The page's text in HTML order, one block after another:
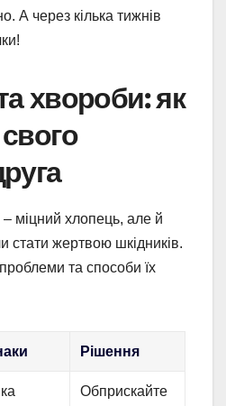
А через кілька тижнів
хвороби: як
– міцний хлопець, але й
стати жертвою шкідників.
та способи їх
Рішення
Обприскайте